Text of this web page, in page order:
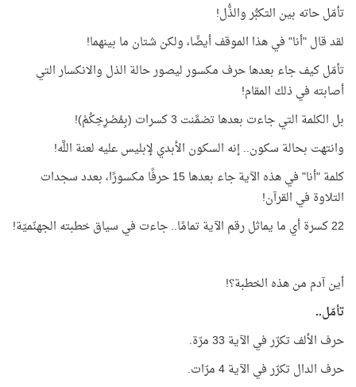
تأمّل حاته بين التكبُّر والذُّل!
لقد قال "أنا" في هذا الموقف أيضًا، ولكن شتان ما بينهما!
تأمّل كيف جاء بعدها حرف مكسور ليصور حالة الذل والانكسار التي
أصابته في ذلك المقام!
بل الكلمة التي جاءت بعدها تضمَّنت 3 كسرات (بِمُصْرِخِكُمْ)!
وانتهت بحالة سكون.. إنه السكون الأبدي لإبليس عليه لعنة اللَّه!
كلمة "أنا" في هذه الآية جاء بعدها 15 حرفًا مكسورًا، بعدد سجدات
التلاوة في القرآن!
22 كسرة أي ما يماثل رقم الآية تمامًا.. جاءت في سياق خطبته الجهنّميّة!
أين آدم من هذه الخطبة؟!
تأمّل..
حرف الألف تكرّر في الآية 33 مرّة.
حرف الدال تكرّر في الآية 4 مرّات.